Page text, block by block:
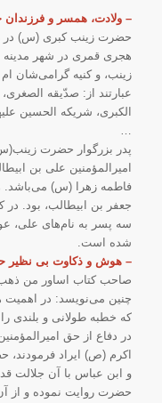
– ولادت، همسر و
حضرت زینب کبری (س) در
هجری قمری در شهر مدینه
زینب، و کنیه گرامی‌شان
عبارتند از: صدّیقه
الکبری، شریکه الحسین
…
پدر بزرگوار حضرت
امیرالمؤمنین علی بن
فاطمه زهرا (س) می‌باشد.
جعفر بن ابیطالب، بود. در
سه پسر به نام‌های علی،
شده است.
– هوش و ذکاوت بی نظیر
صاحب کتاب اساور من ذهب
چنین می‌نویسد: در
که خطبه طولانی و بلندی
در دفاع از حق
اکرم (ص) ایراد
و ابن عباس با آن جلالت
حضرت روایت نموده و از